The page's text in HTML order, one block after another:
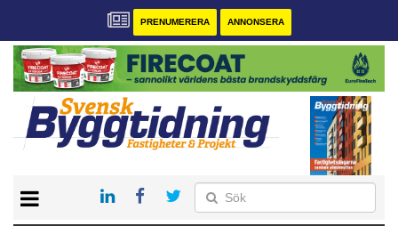
PRENUMERERA ANNONSERA